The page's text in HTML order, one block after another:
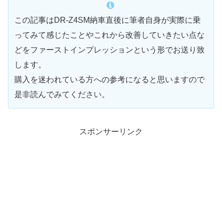
この記事はDR-Z4SM納車直後に筆者自身が実際に乗
ってみて感じたことやこれから改善していきたい点な
どをファーストインプレッションという形でお送り致
します。
購入を迷われている方への参考になると思いますので
是非読んでみてください。
スポンサーリンク